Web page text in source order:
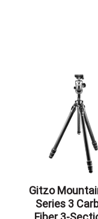
Gitzo
Series 3